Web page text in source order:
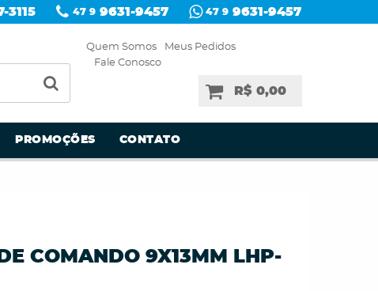
3115 47 9 9631-9457 47 9 9631-9457
Quem Somos
Meus Pedidos
Fale Conosco
R$ 0,00
PROMOÇÕES CONTATO
COMANDO 9X13MM LHP-